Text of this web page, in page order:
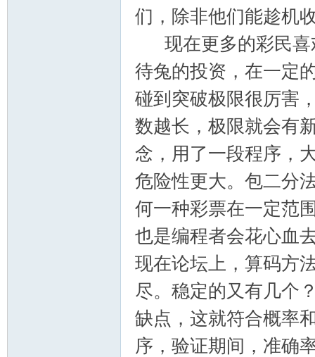
们，除非他们能趁机
现在更多的彩民喜
待兔的投资，在一定
碰到突破极限很厉害
数越长，极限就会有
念，用了一段程序，
危险性更大。包二分
何一种彩票在一定范
也是编程者会花心血
现在论坛上，算码方
尽。稳定的又有几个
缺点，这就符合概率
序，验证期间，准确